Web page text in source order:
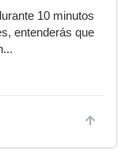
10 minutos
entenderás que